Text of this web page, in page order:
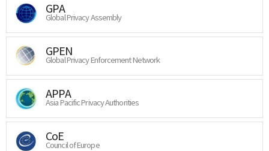
GPA
Global Privacy Assembly
GPEN
Global Privacy Enforcement Network
APPA
Asia Pacific Privacy Authorities
CoE
Council of Europe